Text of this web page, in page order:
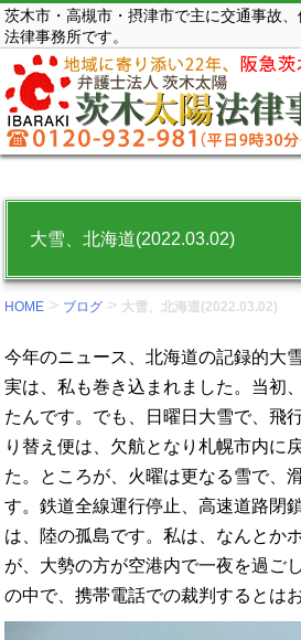
コ
ン
テ
ン
ツ
を
る。
茨木市・高槻市・摂津市で主に交通事故
法律事務所です。
大雪、北海道(2022.03.02)
HOME > ブログ > 大雪、北海道(2022.03.02)
今年のニュース、北海道の記録的大
実は、私も巻き込まれました。当初
たんです。でも、日曜日大雪で、飛
り替え便は、欠航となり札幌市内に
た。ところが、火曜は更なる雪で、
す。鉄道全線運行停止、高速道路閉
は、陸の孤島です。私は、なんとか
が、大勢の方が空港内で一夜を過ご
の中で、携帯電話での裁判するとは